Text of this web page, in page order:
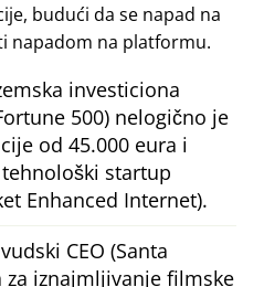
budući da se napad na
napadom na platformu.
investiciona
500) nelogično je
od 45.000 eura i
startup
Enhanced Internet).
CEO (Santa
iznajmljivanje filmske